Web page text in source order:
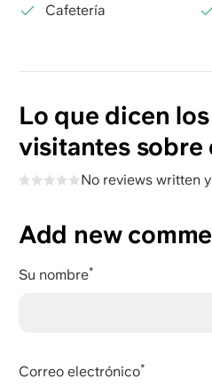
Cafetería
Lo que dicen
visitantes sobre
No reviews written
Add new
Su nombre
Correo electrónico